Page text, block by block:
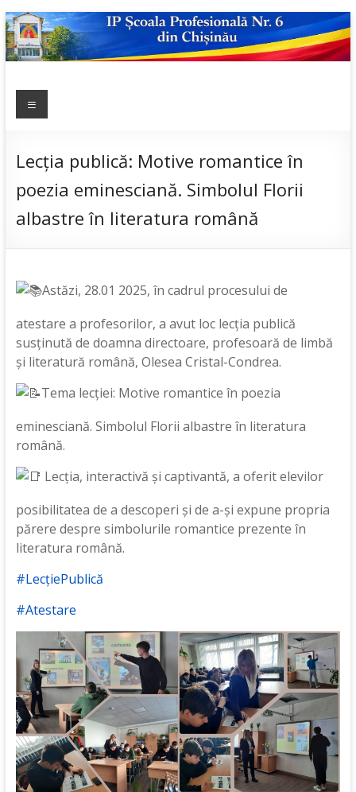
Skip
to
content
NR.6
scoala
nr.6; școală
profesională;
admitere;
admitere
Meniu
Lecția publică: Motive romantice în
poezia eminesciană. Simbolul Florii
albastre în literatura română
Astăzi, 28.01 2025, în cadrul procesului de
atestare a profesorilor, a avut loc lecția publică
susținută de doamna directoare, profesoară de limbă
și literatură română, Olesea Cristal-Condrea.
Tema lecției: Motive romantice în poezia
eminesciană. Simbolul Florii albastre în literatura
română.
Lecția, interactivă și captivantă, a oferit elevilor
posibilitatea de a descoperi și de a-și expune propria
părere despre simbolurile romantice prezente în
literatura română.
#LecțiePublică
#Atestare